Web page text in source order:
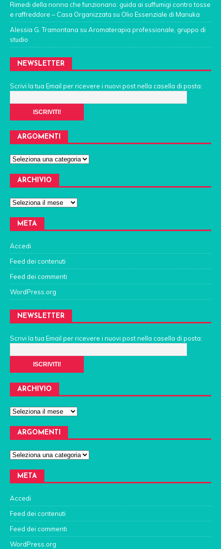
Rimedi della nonna che funzionano: guida ai suffumigi contro tosse
e raffreddore – Casa Organizzata su Olio Essenziale di Manuka
Alessia G. Tramontana su Aromaterapia professionale, gruppo di
studio
NEWSLETTER
Scrivi la tua Email per ricevere i nuovi post nella casella di posta:
ARGOMENTI
ARCHIVIO
META
Accedi
Feed dei contenuti
Feed dei commenti
WordPress.org
NEWSLETTER
Scrivi la tua Email per ricevere i nuovi post nella casella di posta:
ARCHIVIO
ARGOMENTI
META
Accedi
Feed dei contenuti
Feed dei commenti
WordPress.org